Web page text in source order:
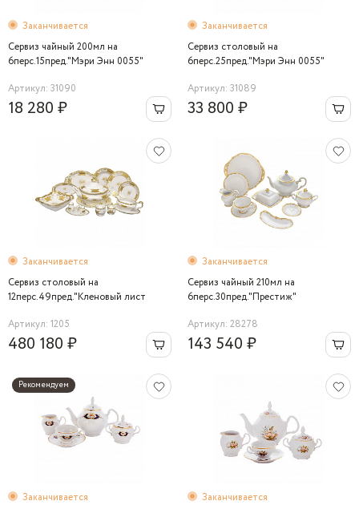
Заканчивается
Сервиз чайный 200мл на
6перс.15пред."Мэри Энн 0055"
Артикул: 31090
18 280 ₽
Заканчивается
Сервиз столовый на
6перс.25пред."Мэри Энн 0055"
Артикул: 31089
33 800 ₽
Заканчивается
Сервиз столовый на
12перс.49пред."Кленовый лист
Артикул: 1205
480 180 ₽
Заканчивается
Сервиз чайный 210мл на
6перс.30пред."Престиж"
Артикул: 28278
143 540 ₽
Рекомендуем
Заканчивается
Заканчивается